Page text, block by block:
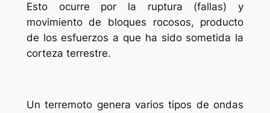
Esto ocurre por la ruptura (fallas) y
movimiento de bloques rocosos, producto
de los esfuerzos a que ha sido sometida la
corteza terrestre.
Un terremoto genera varios tipos de ondas